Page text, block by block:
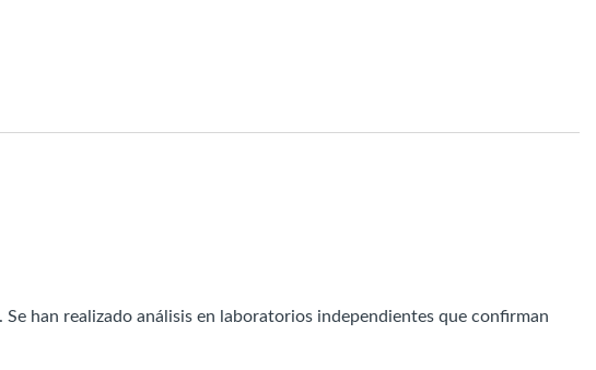
han realizado análisis en laboratorios independientes que confirman